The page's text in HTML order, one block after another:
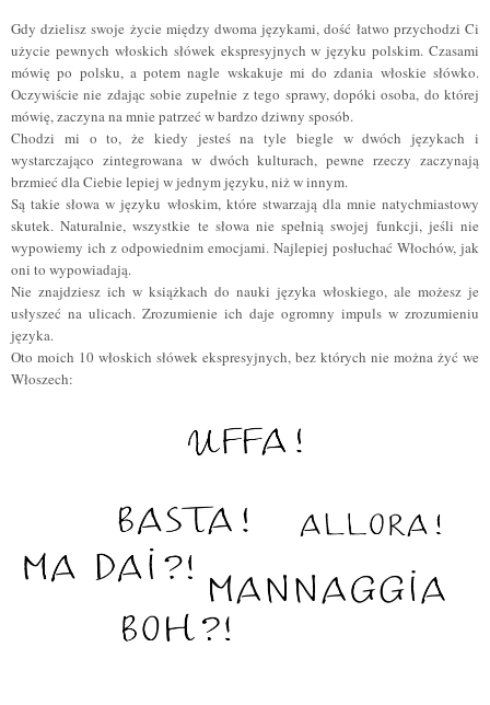
Gdy dzielisz swoje życie między dwoma językami, dość łatwo przychodzi Ci
użycie pewnych włoskich słówek ekspresyjnych w języku polskim. Czasami
mówię po polsku, a potem nagle wskakuje mi do zdania włoskie słówko.
Oczywiście nie zdając sobie zupełnie z tego sprawy, dopóki osoba, do której
mówię, zaczyna na mnie patrzeć w bardzo dziwny sposób.
Chodzi mi o to, że kiedy jesteś na tyle biegle w dwóch językach i
wystarczająco zintegrowana w dwóch kulturach, pewne rzeczy zaczynają
brzmieć dla Ciebie lepiej w jednym języku, niż w innym.
Są takie słowa w języku włoskim, które stwarzają dla mnie natychmiastowy
skutek. Naturalnie, wszystkie te słowa nie spełnią swojej funkcji, jeśli nie
wypowiemy ich z odpowiednim emocjami. Najlepiej posłuchać Włochów, jak
oni to wypowiadają.
Nie znajdziesz ich w książkach do nauki języka włoskiego, ale możesz je
usłyszeć na ulicach. Zrozumienie ich daje ogromny impuls w zrozumieniu
języka.
Oto moich 10 włoskich słówek ekspresyjnych, bez których nie można żyć we
Włoszech: